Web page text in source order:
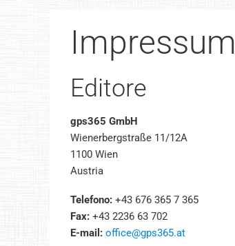
Impressum
Editore
gps365 GmbH
Wienerbergstraße 11/12A
1100 Wien
Austria
Telefono: +43 676 365 7 365
Fax: +43 2236 63 702
E-mail: office@gps365.at